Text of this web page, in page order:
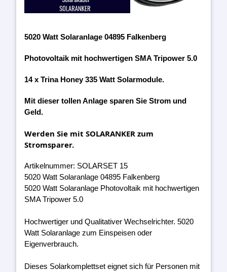
5020 Watt Solaranlage 04895 Falkenberg
Photovoltaik mit hochwertigen SMA Tripower 5.0
14 x Trina Honey 335 Watt Solarmodule.
Mit dieser tollen Anlage sparen Sie Strom und
Geld.
Werden Sie mit SOLARANKER zum
Stromsparer.
Artikelnummer: SOLARSET 15
5020 Watt Solaranlage 04895 Falkenberg
5020 Watt Solaranlage Photovoltaik mit hochwertigen
SMA Tripower 5.0
Hochwertiger und Qualitativer Wechselrichter. 5020
Watt Solaranlage zum Einspeisen oder
Eigenverbrauch.
Dieses Solarkomplettset eignet sich für Personen mit